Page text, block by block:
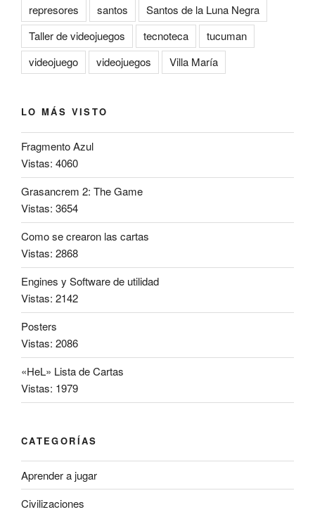
represores santos
Santos de la Luna Negra
Taller de videojuegos
tecnoteca
tucuman
videojuego
videojuegos Villa María
LO MÁS VISTO
Fragmento Azul
Vistas: 4060
Grasancrem 2: The Game
Vistas: 3654
Como se crearon las cartas
Vistas: 2868
Engines y Software de utilidad
Vistas: 2142
Posters
Vistas: 2086
«HeL» Lista de Cartas
Vistas: 1979
CATEGORÍAS
Aprender a jugar
Civilizaciones